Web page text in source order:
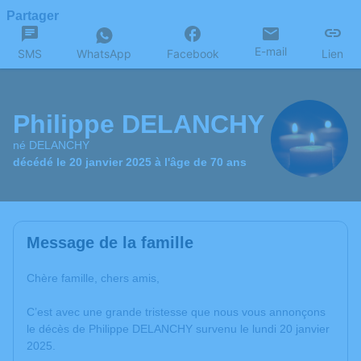
Partager
SMS WhatsApp Facebook E-mail Lien
Philippe DELANCHY
né DELANCHY
décédé le 20 janvier 2025 à l'âge de 70 ans
Message de la famille
Chère famille, chers amis,
C’est avec une grande tristesse que nous vous annonçons
le décès de Philippe DELANCHY survenu le lundi 20 janvier
2025.